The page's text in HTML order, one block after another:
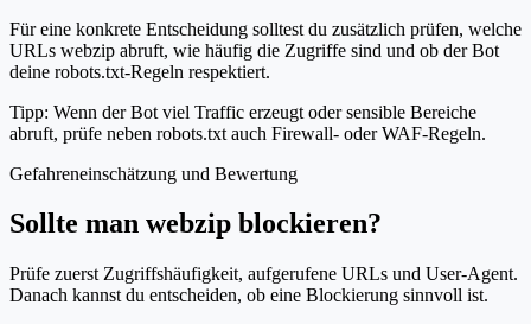
Für eine konkrete Entscheidung solltest du zusätzlich prüfen, welche
URLs webzip abruft, wie häufig die Zugriffe sind und ob der Bot
deine robots.txt-Regeln respektiert.
Tipp: Wenn der Bot viel Traffic erzeugt oder sensible Bereiche
abruft, prüfe neben robots.txt auch Firewall- oder WAF-Regeln.
Gefahreneinschätzung und Bewertung
Sollte man webzip blockieren?
Prüfe zuerst Zugriffshäufigkeit, aufgerufene URLs und User-Agent.
Danach kannst du entscheiden, ob eine Blockierung sinnvoll ist.